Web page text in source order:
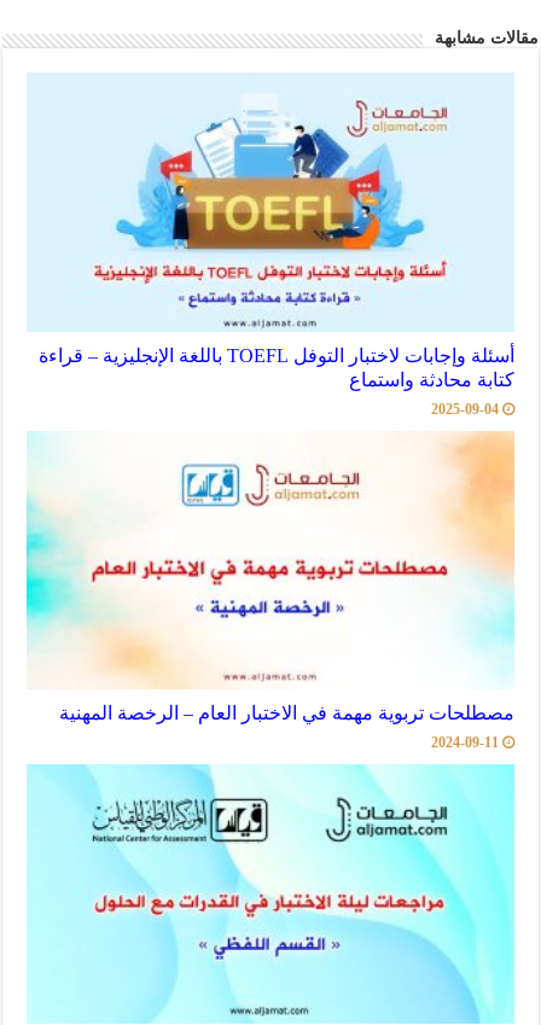
مقالات مشابهة
أسئلة وإجابات لاختبار التوفل TOEFL باللغة الإنجليزية – قراءة
كتابة محادثة واستماع
2025-09-04
مصطلحات تربوية مهمة في الاختبار العام – الرخصة المهنية
2024-09-11